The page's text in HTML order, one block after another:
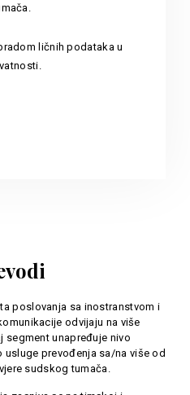
ličnih podataka u
poslovanja sa inostranstvom i
odvijaju na više
segment unapređuje nivo
usluge prevođenja sa/na više od
sudskog tumača.